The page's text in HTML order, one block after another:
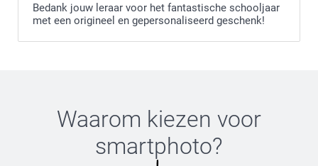
Bedank jouw leraar voor het fantastische schooljaar
met een origineel en gepersonaliseerd geschenk!
Waarom kiezen voor
smartphoto?